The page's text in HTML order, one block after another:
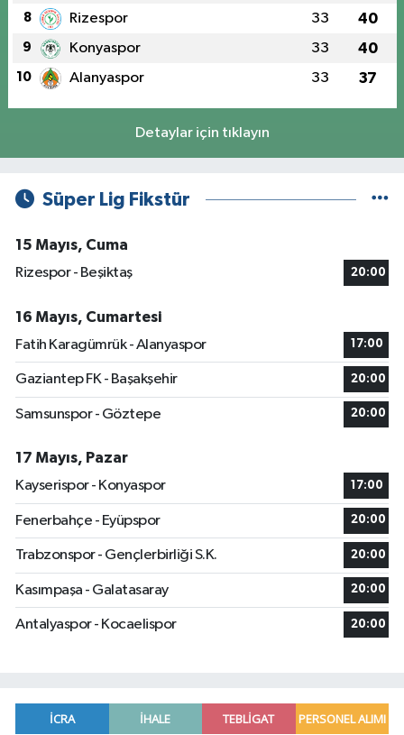
8 Rizespor 33 40
9 Konyaspor 33 40
10 Alanyaspor 33 37
Detaylar için tıklayın
Süper Lig Fikstür
15 Mayıs, Cuma
Rizespor - Beşiktaş
20:00
16 Mayıs, Cumartesi
Fatih Karagümrük - Alanyaspor
17:00
Gaziantep FK - Başakşehir 20:00
Samsunspor - Göztepe 20:00
17 Mayıs, Pazar
Kayserispor - Konyaspor
17:00
Fenerbahçe - Eyüpspor 20:00
Trabzonspor - Gençlerbirliği S.K. 20:00
Kasımpaşa - Galatasaray 20:00
Antalyaspor - Kocaelispor 20:00